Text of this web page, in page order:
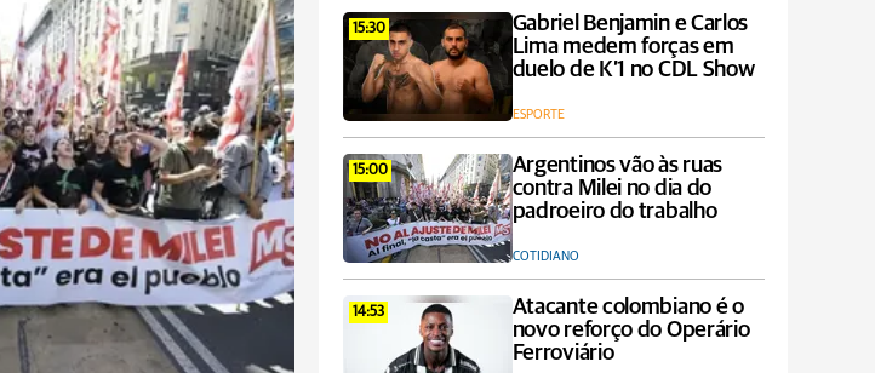
15:30
Gabriel Benjamin e Carlos
Lima medem forças em
duelo de K’1 no CDL Show
ESPORTE
15:00
Argentinos vão às ruas
contra Milei no dia do
padroeiro do trabalho
COTIDIANO
14:53
Atacante colombiano é o
novo reforço do Operário
Ferroviário